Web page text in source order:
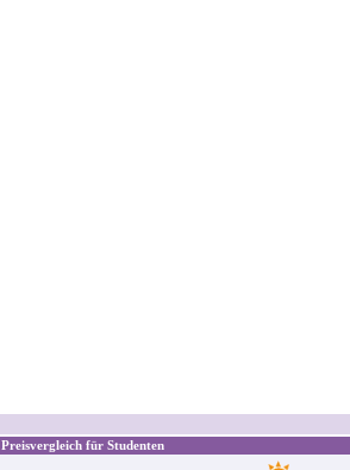
Preisvergleich für Studenten